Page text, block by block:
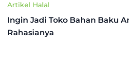
Artikel Halal
Ingin Jadi Toko Bahan Baku
Rahasianya